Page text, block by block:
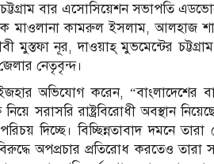
বার এসোসিয়েশন সভাপতি
মাওলানা কামরুল ইসলাম, আলহাজ
মুস্তফা নূর, দাওয়াহ্ মুভমেন্টের
নেতৃবৃন্দ।
অভিযোগ করেন, “বাংলাদেশের
নিয়ে সরাসরি রাষ্ট্রবিরোধী অবস্থান
দিচ্ছে। বিচ্ছিন্নতাবাদ দমনে
অপপ্রচার প্রতিরোধ করতেও তারা